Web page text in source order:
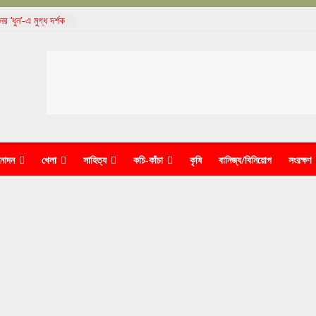
‘ধুন’-এ মুগ্ধ দর্শক
কাণ্ডে নিশ্চুপ
পুরল পুলিশ
চলচ্চিত্র
সমাপ্ত
খেলা সাহিত্য কচি-কাঁচা কৃষি বানিজ্য/বিনিয়োগ সংরক্ষণ